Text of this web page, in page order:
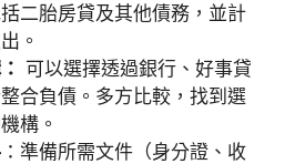
二胎房貸及其他債務，並計
。
可以選擇透過銀行、好事貸
合負債。多方比較，找到選
構。
：準備所需文件（身分證、收